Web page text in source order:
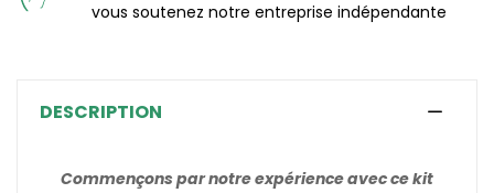
vous soutenez notre entreprise indépendante
DESCRIPTION
Commençons par notre expérience avec ce kit